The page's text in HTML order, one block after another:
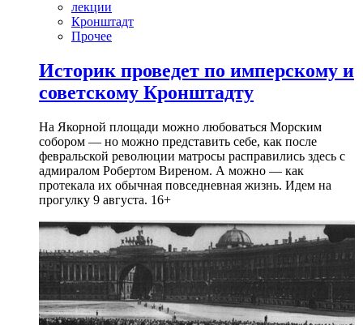
лекции
Кронштадт
Прочее
Историк проведет по имперскому и
советскому Кронштадту
На Якорной площади можно любоваться Морским
собором — но можно представить себе, как после
февральской революции матросы расправились здесь с
адмиралом Робертом Виреном. А можно — как
протекала их обычная повседневная жизнь. Идем на
прогулку 9 августа. 16+